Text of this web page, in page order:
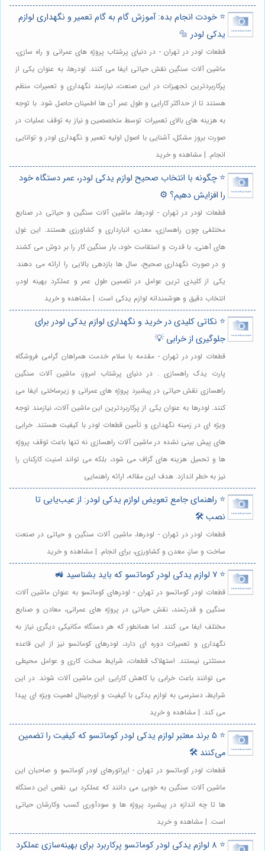
⭐️ خودت انجام بده: آموزش گام به گام تعمیر و نگهداری لوازم
یدکی لودر 🔩
قطعات لودر در تهران - در دنیای پرشتاب پروژه های عمرانی و راه سازی،
ماشین آلات سنگین نقش حیاتی ایفا می کنند. لودرها، به عنوان یکی از
پرکاربردترین تجهیزات در این صنعت، نیازمند نگهداری و تعمیرات منظم
هستند تا از حداکثر کارایی و طول عمر آن ها اطمینان حاصل شود. با توجه
به هزینه های بالای تعمیرات توسط متخصصین و نیاز به توقف عملیات در
صورت بروز مشکل، آشنایی با اصول اولیه تعمیر و نگهداری لودر و توانایی
انجام. | مشاهده و خرید
⭐️ چگونه با انتخاب صحیح لوازم یدکی لودر، عمر دستگاه خود
را افزایش دهیم؟ ⚙️
قطعات لودر در تهران - لودرها، ماشین آلات سنگین و حیاتی در صنایع
مختلفی چون راهسازی، معدن، انبارداری و کشاورزی هستند. این غول
های آهنی، با قدرت و استقامت خود، بار سنگین کار را بر دوش می کشند
و در صورت نگهداری صحیح، سال ها بازدهی بالایی را ارائه می دهند.
یکی از کلیدی ترین عوامل در تضمین طول عمر و عملکرد بهینه لودر،
انتخاب دقیق و هوشمندانه لوازم یدکی است. | مشاهده و خرید
⭐️ نکاتی کلیدی در خرید و نگهداری لوازم یدکی لودر برای
جلوگیری از خرابی 💡
قطعات لودر در تهران - مقدمه با سلام خدمت همراهان گرامی فروشگاه
پارت یدک راهسازی . در دنیای پرشتاب امروز، ماشین آلات سنگین
راهسازی نقش حیاتی در پیشبرد پروژه های عمرانی و زیرساختی ایفا می
کنند. لودرها به عنوان یکی از پرکاربردترین این ماشین آلات، نیازمند توجه
ویژه ای در زمینه نگهداری و تأمین قطعات لودر با کیفیت هستند. خرابی
های پیش بینی نشده در ماشین آلات راهسازی نه تنها باعث توقف پروژه
ها و تحمیل هزینه های گزاف می شود، بلکه می تواند امنیت کارکنان را
نیز به خطر اندازد. هدف این مقاله، ارائه راهنمایی
⭐️ راهنمای جامع تعویض لوازم یدکی لودر: از عیب‌یابی تا
نصب 🛠️
قطعات لودر در تهران - لودرها، ماشین آلات سنگین و حیاتی در صنعت
ساخت و ساز، معدن و کشاورزی، برای انجام. | مشاهده و خرید
⭐️ 7 لوازم یدکی لودر کوماتسو که باید بشناسید 🚜
قطعات لودر کوماتسو در تهران - لودرهای کوماتسو به عنوان ماشین آلات
سنگین و قدرتمند، نقش حیاتی در پروژه های عمرانی، معادن و صنایع
مختلف ایفا می کنند. اما همانطور که هر دستگاه مکانیکی دیگری نیاز به
نگهداری و تعمیرات دوره ای دارد، لودرهای کوماتسو نیز از این قاعده
مستثنی نیستند. استهلاک قطعات، شرایط سخت کاری و عوامل محیطی
می توانند باعث خرابی یا کاهش کارایی این ماشین آلات شوند. در این
شرایط، دسترسی به لوازم یدکی با کیفیت و اورجینال اهمیت ویژه ای پیدا
می کند. | مشاهده و خرید
⭐️ 5 برند معتبر لوازم یدکی لودر کوماتسو که کیفیت را تضمین
می‌کنند 🛠️
قطعات لودر کوماتسو در تهران - اپراتورهای لودر کوماتسو و صاحبان این
ماشین آلات سنگین به خوبی می دانند که عملکرد بی نقص این دستگاه
ها تا چه اندازه در پیشبرد پروژه ها و سودآوری کسب وکارشان حیاتی
است. | مشاهده و خرید
⭐️ 8 لوازم یدکی لودر کوماتسو پرکاربرد برای بهینه‌سازی عملکرد